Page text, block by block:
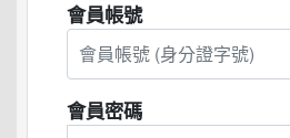
會員帳號
會員密碼